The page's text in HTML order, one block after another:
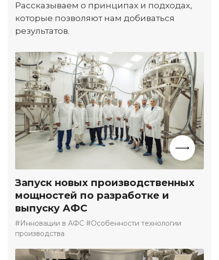
Рассказываем о принципах и подходах,
которые позволяют нам добиваться
результатов.
Запуск новых производственных
мощностей по разработке и
выпуску АФС
#Инновации в АФС #Особенности технологии
производства